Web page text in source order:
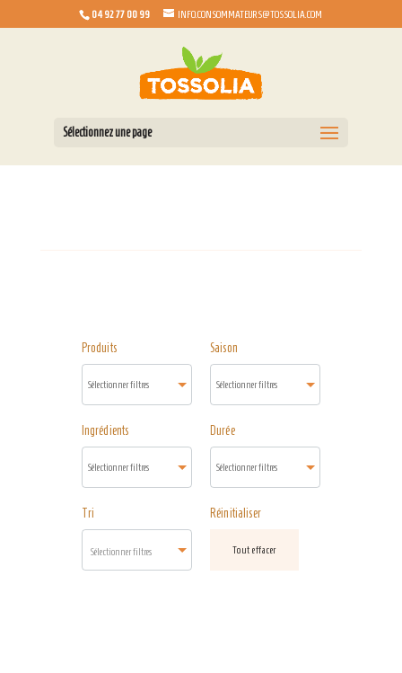
04 92 77 00 99 INFO.CONSOMMATEURS@TOSSOLIA.COM
Sélectionnez une page
Produits Saison
Ingrédients Durée
Tri
Sélectionner filtres
Réinitialiser
Tout effacer